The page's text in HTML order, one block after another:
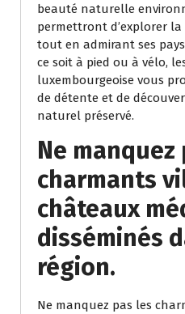
beauté naturelle
permettront d’explorer
tout en admirant ses
ce soit à pied ou à vélo,
luxembourgeoise vous
de détente et de
naturel préservé.
Ne manquez
charmants
châteaux
disséminés
région.
Ne manquez pas les